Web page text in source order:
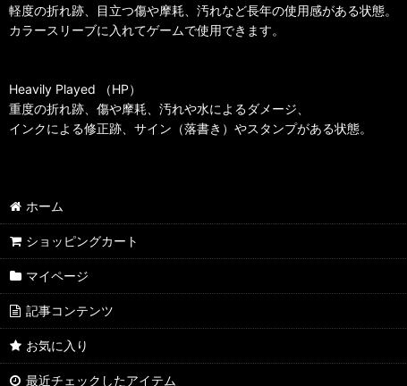
軽度の折れ跡、目立つ傷や摩耗、汚れなど長年の使用感がある状態。
カラースリーブに入れてゲームで使用できます。
Heavily Played （HP）
重度の折れ跡、傷や摩耗、汚れや水によるダメージ、
インクによる修正跡、サイン（落書き）やスタンプがある状態。
ホーム
ショッピングカート
マイページ
記事コンテンツ
お気に入り
最近チェックしたアイテム